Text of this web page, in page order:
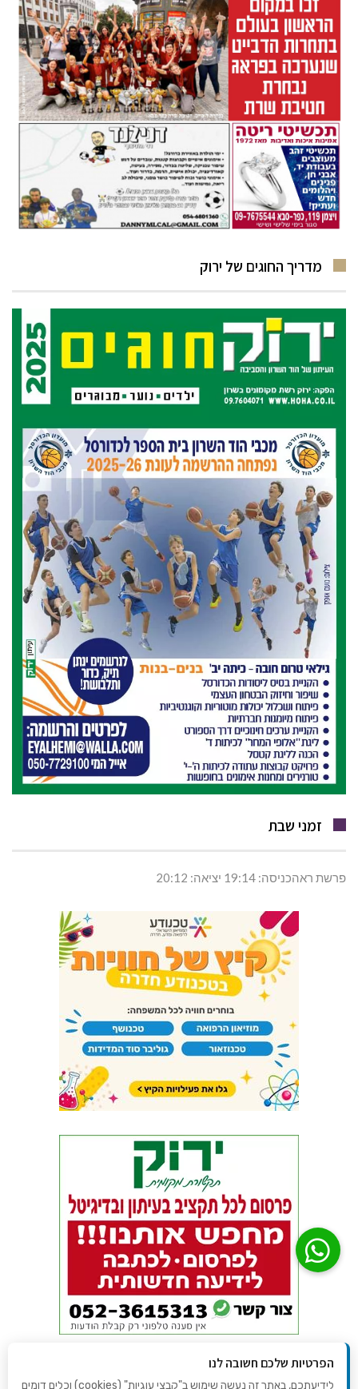
מדריך החוגים של ירוק
זמני שבת
פרשת ראהכניסה: 19:14 יציאה: 20:12
הפרטיות שלכם חשובה לנו
לידיעתכם, באתר זה נעשה שימוש ב"קבצי עוגיות" (cookies) וכלים דומים